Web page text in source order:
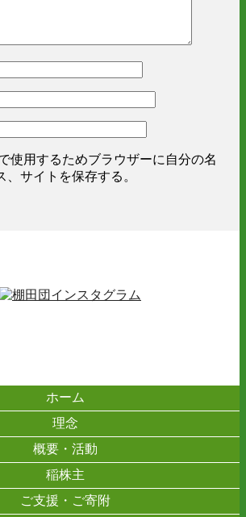
使用するためブラウザーに自分の名
サイトを保存する。
ホーム
理念
概要・活動
稲株主
ご支援・ご寄附